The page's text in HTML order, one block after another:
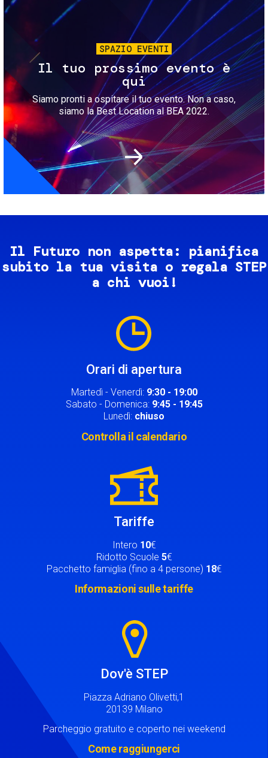
SPAZIO EVENTI
Il tuo prossimo evento è
qui
Siamo pronti a ospitare il tuo evento. Non a caso,
siamo la Best Location al BEA 2022.
Il Futuro non aspetta: pianifica
subito la tua visita o regala STEP
a chi vuoi!
Orari di apertura
Martedì - Venerdì: 9:30 - 19:00
Sabato - Domenica: 9:45 - 19:45
Lunedì: chiuso
Controlla il calendario
Tariffe
Intero 10€
Ridotto Scuole 5€
Pacchetto famiglia (fino a 4 persone) 18€
Informazioni sulle tariffe
Dov'è STEP
Piazza Adriano Olivetti,1
20139 Milano
Parcheggio gratuito e coperto nei weekend
Come raggiungerci